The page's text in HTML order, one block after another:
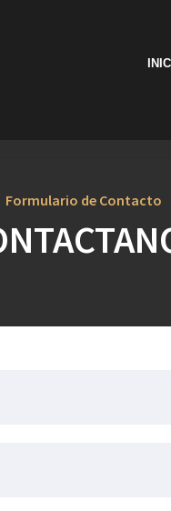
Formulario de Contacto